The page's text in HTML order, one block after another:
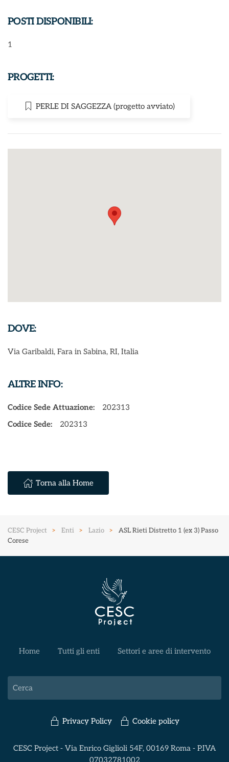
POSTI DISPONIBILI:
1
PROGETTI:
PERLE DI SAGGEZZA (progetto avviato)
DOVE:
Via Garibaldi, Fara in Sabina, RI, Italia
ALTRE INFO:
Codice Sede Attuazione:
202313
Codice Sede:
202313
Torna alla Home
CESC Project Enti Lazio
ASL Rieti Distretto 1 (ex 3) Passo
Corese
Home Tutti gli enti Settori e aree di intervento
Privacy Policy Cookie policy
CESC Project - Via Enrico Giglioli 54F, 00169 Roma - P.IVA
07032781002